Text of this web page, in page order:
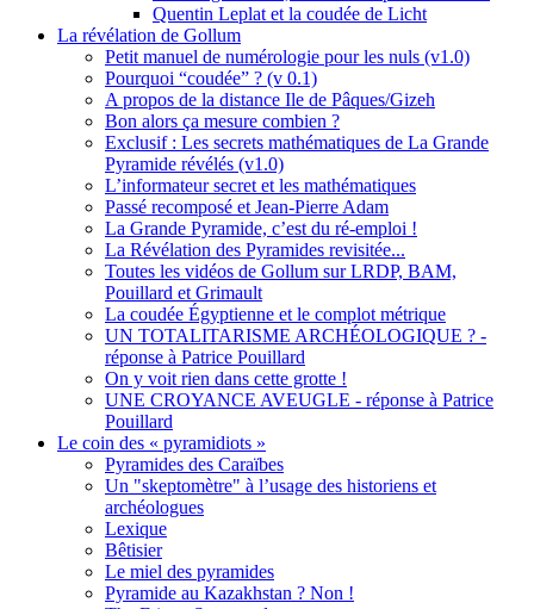
Quentin Leplat et la coudée de Licht
La révélation de Gollum
Petit manuel de numérologie pour les nuls (v1.0)
Pourquoi “coudée” ? (v 0.1)
A propos de la distance Ile de Pâques/Gizeh
Bon alors ça mesure combien ?
Exclusif : Les secrets mathématiques de La Grande
Pyramide révélés (v1.0)
L’informateur secret et les mathématiques
Passé recomposé et Jean-Pierre Adam
La Grande Pyramide, c’est du ré-emploi !
La Révélation des Pyramides revisitée...
Toutes les vidéos de Gollum sur LRDP, BAM,
Pouillard et Grimault
La coudée Égyptienne et le complot métrique
UN TOTALITARISME ARCHÉOLOGIQUE ? -
réponse à Patrice Pouillard
On y voit rien dans cette grotte !
UNE CROYANCE AVEUGLE - réponse à Patrice
Pouillard
Le coin des « pyramidiots »
Pyramides des Caraïbes
Un "skeptomètre" à l’usage des historiens et
archéologues
Lexique
Bêtisier
Le miel des pyramides
Pyramide au Kazakhstan ? Non !